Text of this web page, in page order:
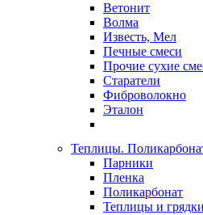
Ветонит
Волма
Известь, Мел
Печные смеси
Прочие сухие
Старатели
Фиброволокно
Эталон
Теплицы.
Парники
Пленка
Поликарбонат
Теплицы и грядки